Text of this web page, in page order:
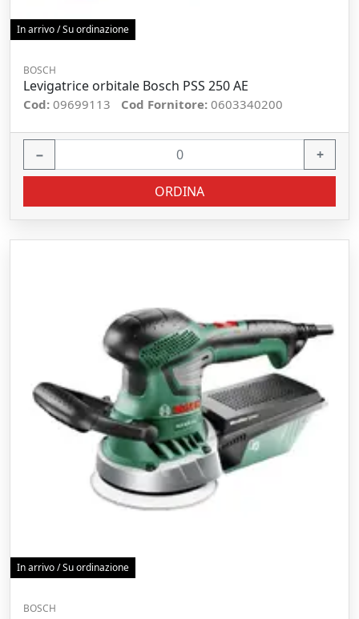
In arrivo / Su ordinazione
BOSCH
Levigatrice orbitale Bosch PSS 250 AE
Cod: 09699113 Cod Fornitore: 0603340200
− +
ORDINA
In arrivo / Su ordinazione
BOSCH